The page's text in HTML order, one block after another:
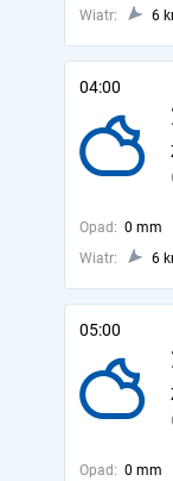
Wiatr:
6
04:00
Opad: 0 mm
Wiatr:
6
05:00
Opad: 0 mm